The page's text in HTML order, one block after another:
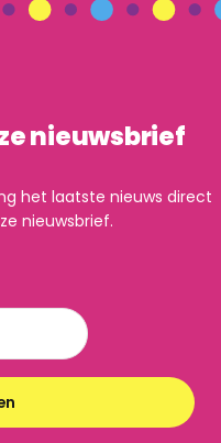
nieuwsbrief
het laatste nieuws direct
nieuwsbrief.